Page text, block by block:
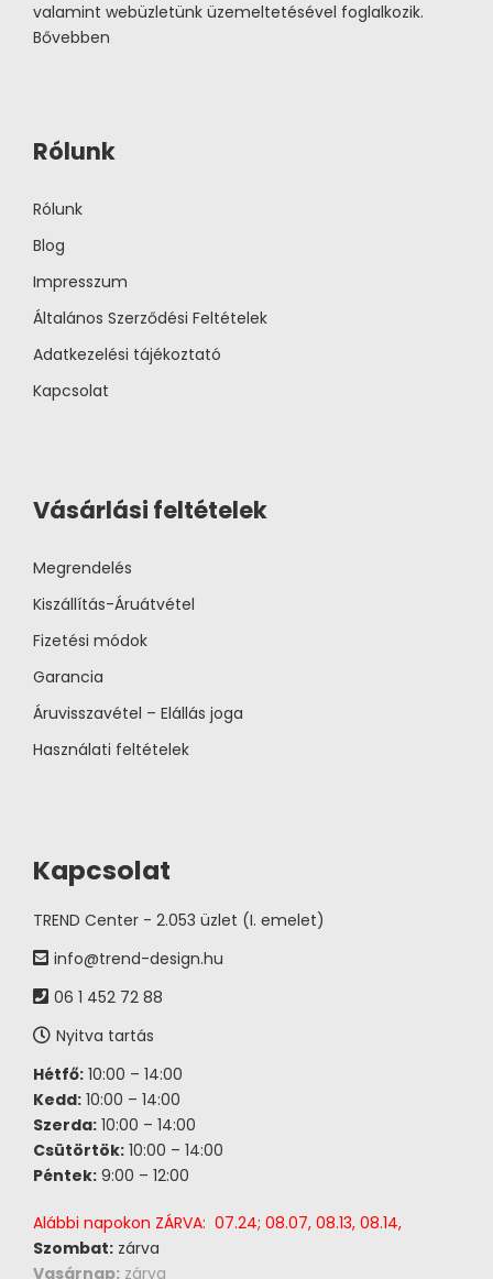
valamint webüzletünk üzemeltetésével foglalkozik.
Bővebben
Rólunk
Rólunk
Blog
Impresszum
Általános Szerződési Feltételek
Adatkezelési tájékoztató
Kapcsolat
Vásárlási feltételek
Megrendelés
Kiszállítás-Áruátvétel
Fizetési módok
Garancia
Áruvisszavétel – Elállás joga
Használati feltételek
Kapcsolat
TREND Center - 2.053 üzlet (I. emelet)
info@trend-design.hu
06 1 452 72 88
Nyitva tartás
Hétfő: 10:00 – 14:00
Kedd: 10:00 – 14:00
Szerda: 10:00 – 14:00
Csütörtök: 10:00 – 14:00
Péntek: 9:00 – 12:00
Alábbi napokon ZÁRVA: 07.24; 08.07, 08.13, 08.14,
Szombat: zárva
Vasárnap: zárva